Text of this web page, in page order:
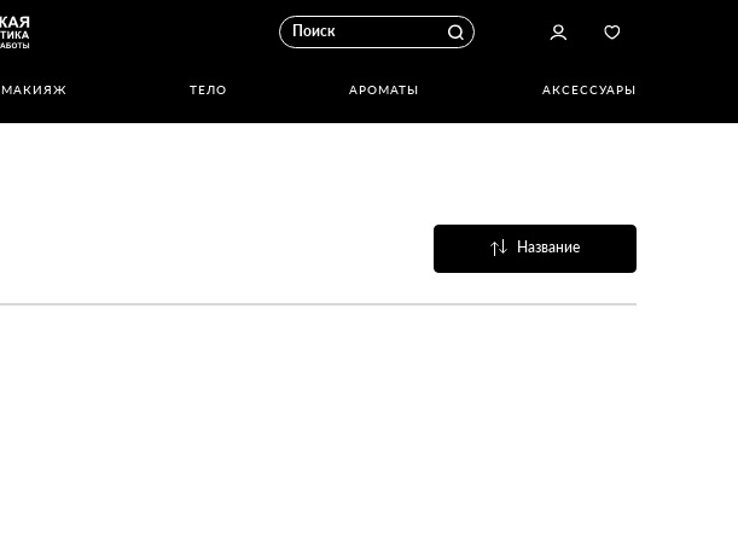
МАКИЯЖ ТЕЛО АРОМАТЫ АКСЕССУАРЫ
Название